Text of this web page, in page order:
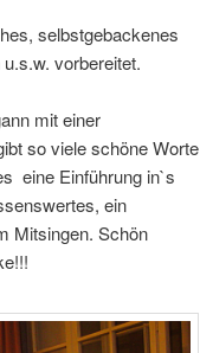
selbstgebackenes
vorbereitet.
mit einer
so viele schöne Worte
eine Einführung in`s
ein
Mitsingen. Schön